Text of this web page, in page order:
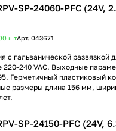
SP-24060-PFC (24V,
штАрт. 043671
с гальванической развязкой
220-240 VAC. Выходные
Герметичный пластиковый
размеры длина 156 мм,
SP-24150-PFC (24V,